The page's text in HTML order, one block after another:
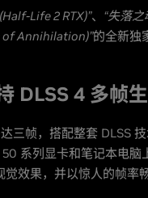
Life 2 RTX)”、 “失落
of Annihilation)”的全新独
DLSS 4 多帧
三帧，搭配整套 DLSS
系列显卡和笔记本电脑
效果，并以惊人的帧率畅